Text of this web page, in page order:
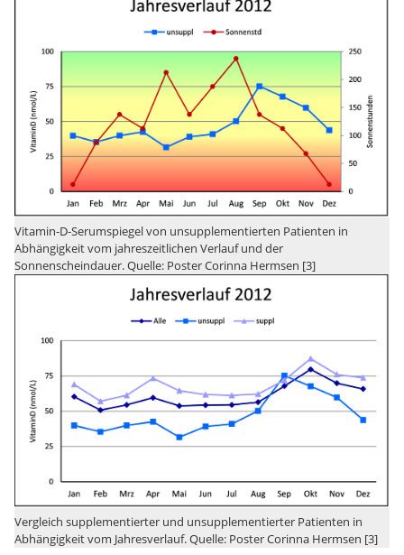
Vitamin-D-Serumspiegel von unsupplementierten Patienten in
Abhängigkeit vom jahreszeitlichen Verlauf und der
Sonnenscheindauer. Quelle: Poster Corinna Hermsen [3]
Vergleich supplementierter und unsupplementierter Patienten in
Abhängigkeit vom Jahresverlauf. Quelle: Poster Corinna Hermsen [3]